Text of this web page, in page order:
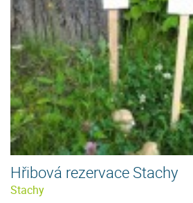
Hřibová rezervace Stachy
Stachy